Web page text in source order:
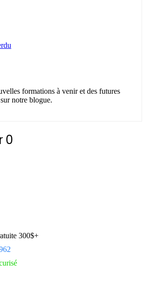
formations à venir et des futures
notre blogue.
0
300$+